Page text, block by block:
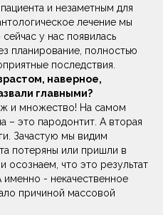
и незаметным для
лечение мы
у нас появилась
планирование, полностью
последствия.
наверное,
главными?
и множество! На самом
– это пародонтит. А вторая
Зачастую мы видим
потеряны или пришли в
осознаем, что это результат
именно - некачественное
причиной массовой